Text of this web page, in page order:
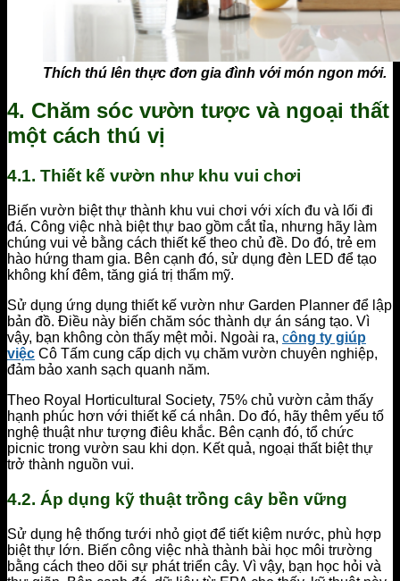
Thích thú lên thực đơn gia đình với món ngon mới.
4. Chăm sóc vườn tược và ngoại thất
một cách thú vị
4.1. Thiết kế vườn như khu vui chơi
Biến vườn biệt thự thành khu vui chơi với xích đu và lối đi
đá. Công việc nhà biệt thự bao gồm cắt tỉa, nhưng hãy làm
chúng vui vẻ bằng cách thiết kế theo chủ đề. Do đó, trẻ em
hào hứng tham gia. Bên cạnh đó, sử dụng đèn LED để tạo
không khí đêm, tăng giá trị thẩm mỹ.
Sử dụng ứng dụng thiết kế vườn như Garden Planner để lập
bản đồ. Điều này biến chăm sóc thành dự án sáng tạo. Vì
vậy, bạn không còn thấy mệt mỏi. Ngoài ra, công ty giúp
việc Cô Tấm cung cấp dịch vụ chăm vườn chuyên nghiệp,
đảm bảo xanh sạch quanh năm.
Theo Royal Horticultural Society, 75% chủ vườn cảm thấy
hạnh phúc hơn với thiết kế cá nhân. Do đó, hãy thêm yếu tố
nghệ thuật như tượng điêu khắc. Bên cạnh đó, tổ chức
picnic trong vườn sau khi dọn. Kết quả, ngoại thất biệt thự
trở thành nguồn vui.
4.2. Áp dụng kỹ thuật trồng cây bền vững
Sử dụng hệ thống tưới nhỏ giọt để tiết kiệm nước, phù hợp
biệt thự lớn. Biến công việc nhà thành bài học môi trường
bằng cách theo dõi sự phát triển cây. Vì vậy, bạn học hỏi và